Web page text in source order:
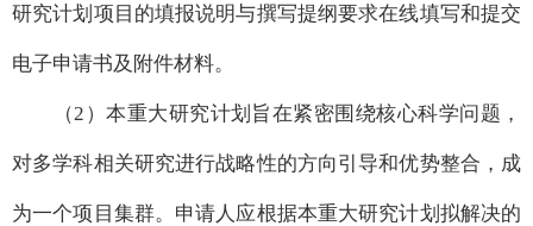
研究计划项目的填报说明与撰写提纲要求在线填写和提交
电子申请书及附件材料。
（2）本重大研究计划旨在紧密围绕核心科学问题，
对多学科相关研究进行战略性的方向引导和优势整合，成
为一个项目集群。申请人应根据本重大研究计划拟解决的